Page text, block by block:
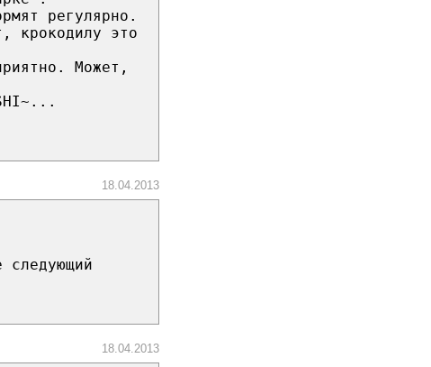
регулярно.
крокодилу это
Может,
18.04.2013
18.04.2013